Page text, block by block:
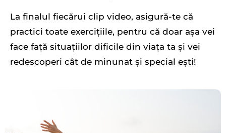
La finalul fiecărui clip video, asigură-te că
practici toate exercițiile, pentru că doar așa vei
face față situațiilor dificile din viața ta și vei
redescoperi cât de minunat și special ești!